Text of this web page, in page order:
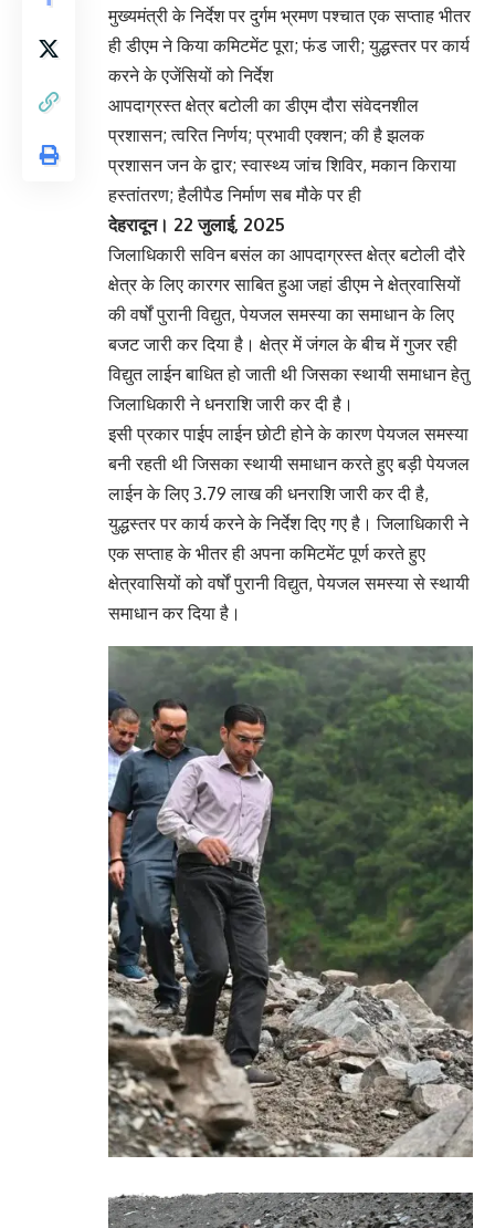
मुख्यमंत्री के निर्देश पर दुर्गम भ्रमण पश्चात एक सप्ताह भीतर
ही डीएम ने किया कमिटमेंट पूरा; फंड जारी; युद्धस्तर पर कार्य
करने के एजेंसियों को निर्देश
आपदाग्रस्त क्षेत्र बटोली का डीएम दौरा संवेदनशील
प्रशासन; त्वरित निर्णय; प्रभावी एक्शन; की है झलक
प्रशासन जन के द्वार; स्वास्थ्य जांच शिविर, मकान किराया
हस्तांतरण; हैलीपैड निर्माण सब मौके पर ही
देहरादून। 22 जुलाई, 2025
जिलाधिकारी सविन बसंल का आपदाग्रस्त क्षेत्र बटोली दौरे
क्षेत्र के लिए कारगर साबित हुआ जहां डीएम ने क्षेत्रवासियों
की वर्षों पुरानी विद्युत, पेयजल समस्या का समाधान के लिए
बजट जारी कर दिया है। क्षेत्र में जंगल के बीच में गुजर रही
विद्युत लाईन बाधित हो जाती थी जिसका स्थायी समाधान हेतु
जिलाधिकारी ने धनराशि जारी कर दी है।
इसी प्रकार पाईप लाईन छोटी होने के कारण पेयजल समस्या
बनी रहती थी जिसका स्थायी समाधान करते हुए बड़ी पेयजल
लाईन के लिए 3.79 लाख की धनराशि जारी कर दी है,
युद्धस्तर पर कार्य करने के निर्देश दिए गए है। जिलाधिकारी ने
एक सप्ताह के भीतर ही अपना कमिटमेंट पूर्ण करते हुए
क्षेत्रवासियों को वर्षों पुरानी विद्युत, पेयजल समस्या से स्थायी
समाधान कर दिया है।